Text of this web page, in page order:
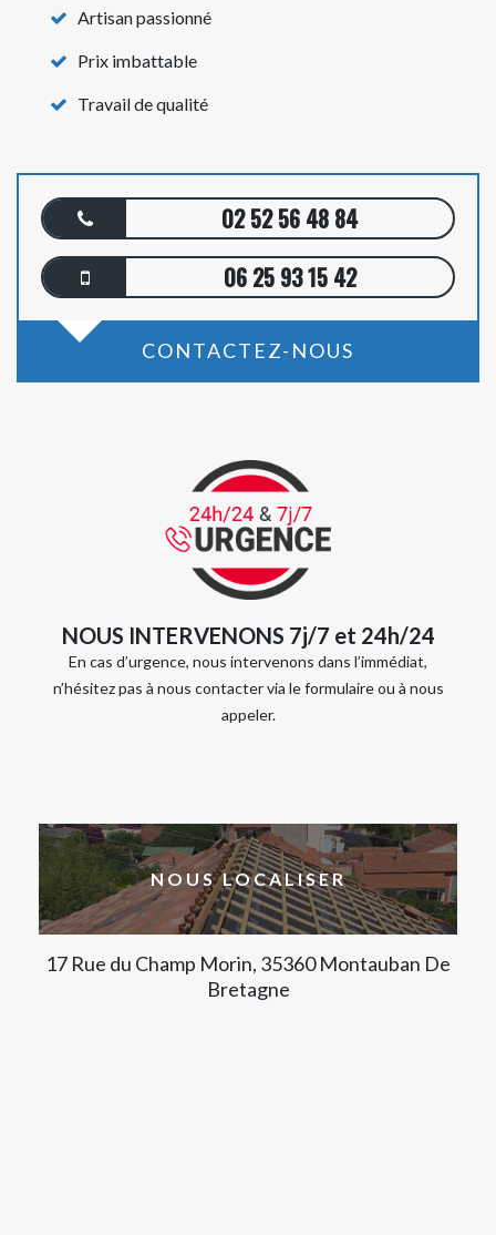
Artisan passionné
Prix imbattable
Travail de qualité
02 52 56 48 84
06 25 93 15 42
CONTACTEZ-NOUS
NOUS INTERVENONS 7j/7 et 24h/24
En cas d’urgence, nous intervenons dans l’immédiat,
n’hésitez pas à nous contacter via le formulaire ou à nous
appeler.
NOUS LOCALISER
17 Rue du Champ Morin, 35360 Montauban De
Bretagne